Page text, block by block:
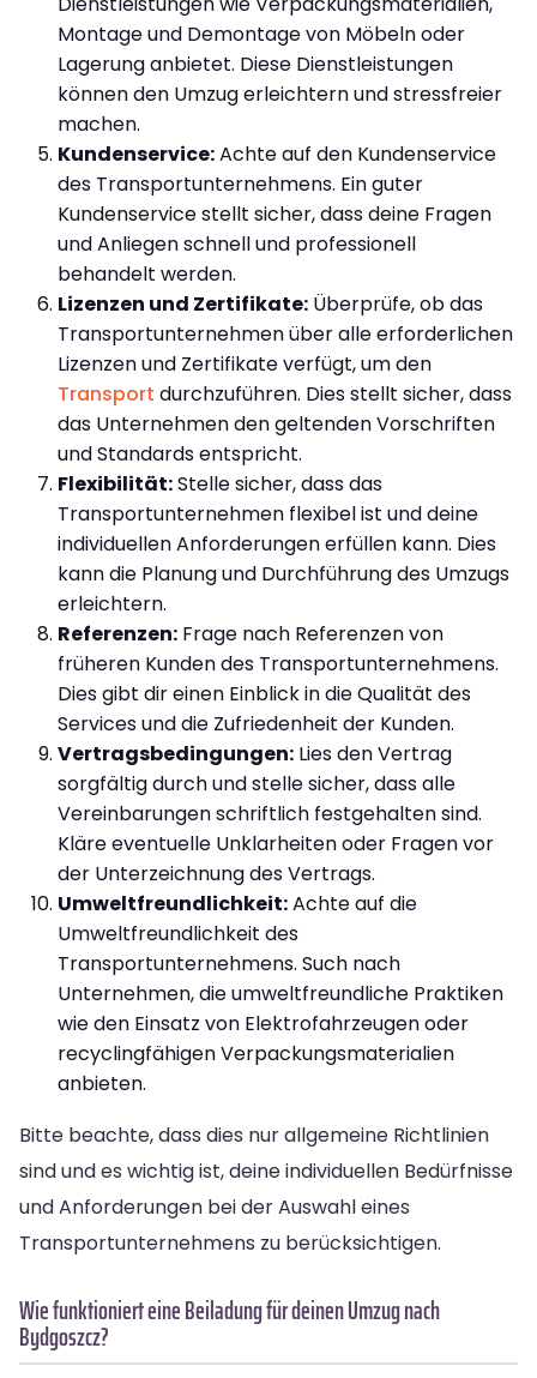
Montage und Demontage von Möbeln oder
Lagerung anbietet. Diese Dienstleistungen
können den Umzug erleichtern und stressfreier
machen.
Kundenservice:Achte auf den Kundenservice
des Transportunternehmens. Ein guter
Kundenservice stellt sicher, dass deine Fragen
und Anliegen schnell und professionell
behandelt werden.
Lizenzen und Zertifikate: Überprüfe, ob das
Transportunternehmen über alle erforderlichen
Lizenzen und Zertifikate verfügt, um den
Transport durchzuführen. Dies stellt sicher, dass
das Unternehmen den geltenden Vorschriften
und Standards entspricht.
Flexibilität:Stelle sicher, dass das
Transportunternehmen flexibel ist und deine
individuellen Anforderungen erfüllen kann. Dies
kann die Planung und Durchführung des Umzugs
erleichtern.
Referenzen: Frage nach Referenzen von
früheren Kunden des Transportunternehmens.
Dies gibt dir einen Einblick in die Qualität des
Services und die Zufriedenheit der Kunden.
Vertragsbedingungen: Lies den Vertrag
sorgfältig durch und stelle sicher, dass alle
Vereinbarungen schriftlich festgehalten sind.
Kläre eventuelle Unklarheiten oder Fragen vor
der Unterzeichnung des Vertrags.
Umweltfreundlichkeit:Achte auf die
Umweltfreundlichkeit des
Transportunternehmens. Such nach
Unternehmen, die umweltfreundliche Praktiken
wie den Einsatz von Elektrofahrzeugen oder
recyclingfähigen Verpackungsmaterialien
anbieten.
Bitte beachte, dass dies nur allgemeine Richtlinien
sind und es wichtig ist, deine individuellen Bedürfnisse
und Anforderungen bei der Auswahl eines
Transportunternehmens zu berücksichtigen.
Wie funktioniert eine Beiladung für deinen Umzug nach
Bydgoszcz?